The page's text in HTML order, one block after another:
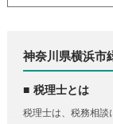
神奈川県横浜市
税理士とは
税理士は、税務相談